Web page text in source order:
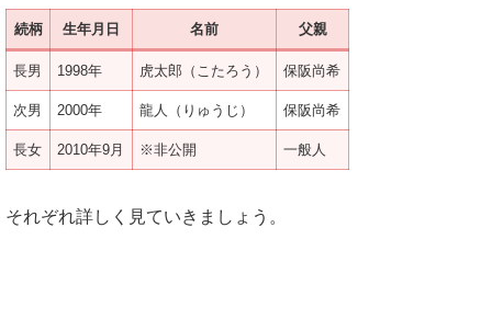
続柄 生年月日 名前 父親
長男 1998年 虎太郎（こたろう） 保阪尚希
次男 2000年 龍人（りゅうじ） 保阪尚希
長女 2010年9月 ※非公開 一般人
それぞれ詳しく見ていきましょう。